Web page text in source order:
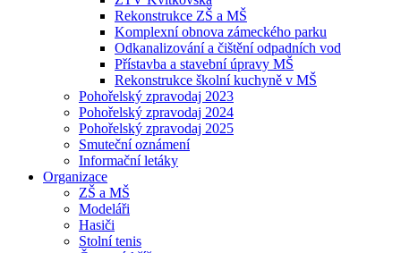
Rekonstrukce ZŠ a MŠ
Komplexní obnova zámeckého parku
Odkanalizování a čištění odpadních vod
Přístavba a stavební úpravy MŠ
Rekonstrukce školní kuchyně v MŠ
Pohořelský zpravodaj 2023
Pohořelský zpravodaj 2024
Pohořelský zpravodaj 2025
Smuteční oznámení
Informační letáky
Organizace
ZŠ a MŠ
Modeláři
Hasiči
Stolní tenis